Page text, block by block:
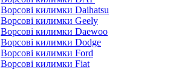
Ворсові килимки Daihatsu
Ворсові килимки Geely
Ворсові килимки Daewoo
Ворсові килимки Dodge
Ворсові килимки Ford
Ворсові килимки Fiat